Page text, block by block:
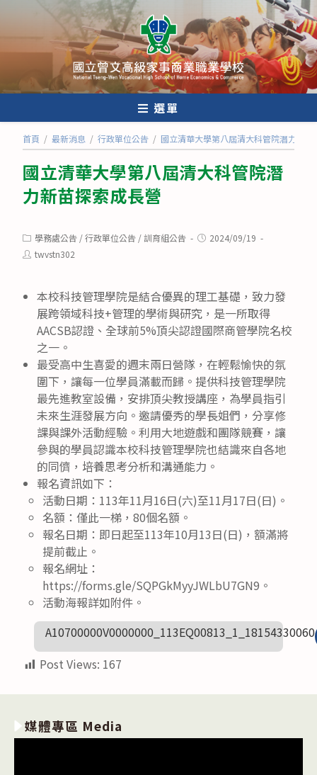
內
選單
首頁 / 最新消息 / 行政單位公告 / 國立清華大學第八屆清大科管院潛力新苗
國立清華大學第八屆清大科管院潛
力新苗探索成長營
Post
category:
學務處公告 /行政單位公告 /訓育組公告
Post2024/09/19
Posttwvstn302
本校科技管理學院是結合優異的理工基礎，致力發
展跨領域科技+管理的學術與研究，是一所取得
AACSB認證、全球前5%頂尖認證國際商管學院名校
之一。
最受高中生喜愛的週末兩日營隊，在輕鬆愉快的氛
圍下，讓每一位學員滿載而歸。提供科技管理學院
最先進教室設備，安排頂尖教授講座，為學員指引
未來生涯發展方向。邀請優秀的學長姐們，分享修
課與課外活動經驗。利用大地遊戲和團隊競賽，讓
參與的學員認識本校科技管理學院也結識來自各地
的同儕，培養思考分析和溝通能力。
報名資訊如下：
活動日期：113年11月16日(六)至11月17日(日)。
名額：僅此一梯，80個名額。
報名日期：即日起至113年10月13日(日)，額滿將
提前截止。
報名網址：
https://forms.gle/SQPGkMyyJWLbU7GN9。
活動海報詳如附件。
A10700000V0000000_113EQ00813_1_18154330060
Post Views: 167
媒體專區 Media